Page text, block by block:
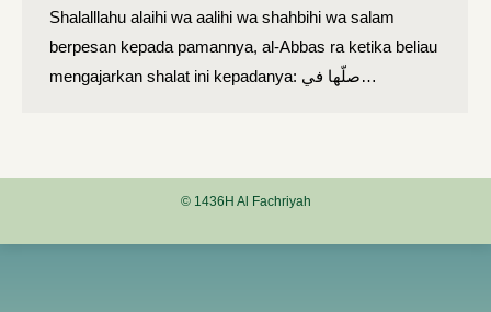
Shalalllahu alaihi wa aalihi wa shahbihi wa salam
berpesan kepada pamannya, al-Abbas ra ketika beliau
mengajarkan shalat ini kepadanya: صلّها في…
© 1436H Al Fachriyah